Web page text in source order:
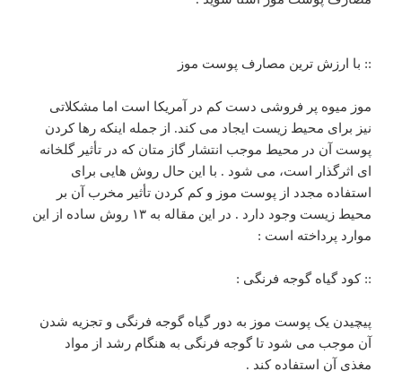
:: با ارزش ترین مصارف پوست موز
موز میوه پر فروشی دست کم در آمریکا است اما مشکلاتی
نیز برای محیط زیست ایجاد می کند. از جمله اینکه رها کردن
پوست آن در محیط موجب انتشار گاز متان که در تأثیر گلخانه
ای اثرگذار است، می شود . با این حال روش هایی برای
استفاده مجدد از پوست موز و کم کردن تأثیر مخرب آن بر
محیط زیست وجود دارد . در این مقاله به ۱۳ روش ساده از این
موارد پرداخته است :
:: کود گیاه گوجه فرنگی :
پیچیدن یک پوست موز به دور گیاه گوجه فرنگی و تجزیه شدن
آن موجب می شود تا گوجه فرنگی به هنگام رشد از مواد
مغذی آن استفاده کند .